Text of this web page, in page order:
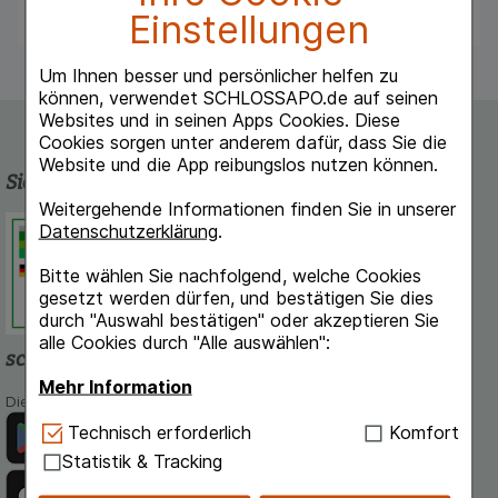
Einstellungen
Um Ihnen besser und persönlicher helfen zu
können, verwendet SCHLOSSAPO.de auf seinen
Websites und in seinen Apps Cookies. Diese
Cookies sorgen unter anderem dafür, dass Sie die
Website und die App reibungslos nutzen können.
Weitergehende Informationen finden Sie in unserer
Datenschutzerklärung.
Bitte wählen Sie nachfolgend, welche Cookies
gesetzt werden dürfen, und bestätigen Sie dies
durch "Auswahl bestätigen" oder akzeptieren Sie
alle Cookies durch "Alle auswählen":
Mehr Information
Technisch Notwendig:Hierbei handelt es sich um
Cookies, die für die Grundfunktionen unserer
Website notwendig sind (z.B. Navigation,
Technisch erforderlich
Komfort
Statistik & Tracking
Sicherheit und Qualität
Schlossapo.de ist registriert beim
Deutschen Institut für Medizinische
Dokumentation und Information.
schlossapo.de-App
Die App von schlossapo.de jetzt mit E-Rezept-Scanner